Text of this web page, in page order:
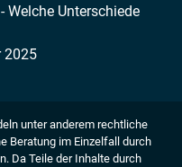
Welche Unterschiede
2025
unter anderem rechtliche
Beratung im Einzelfall durch
Da Teile der Inhalte durch